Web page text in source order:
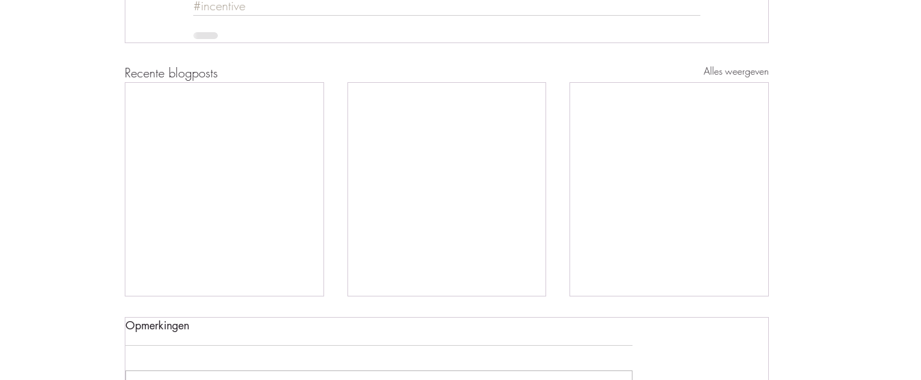
#incentive
Recente blogposts Alles weergeven
Opmerkingen